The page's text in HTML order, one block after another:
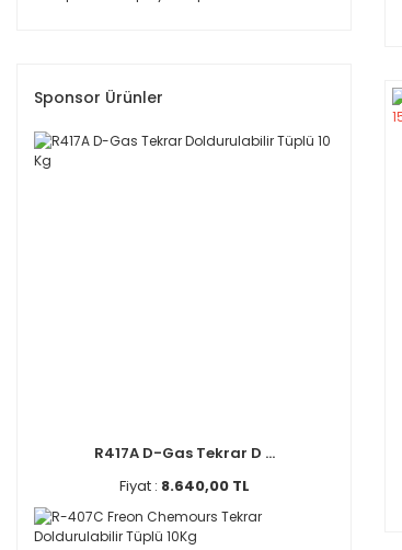
Sponsor Ürünler
R417A D-Gas Tekrar D ...
Fiyat : 8.640,00 TL